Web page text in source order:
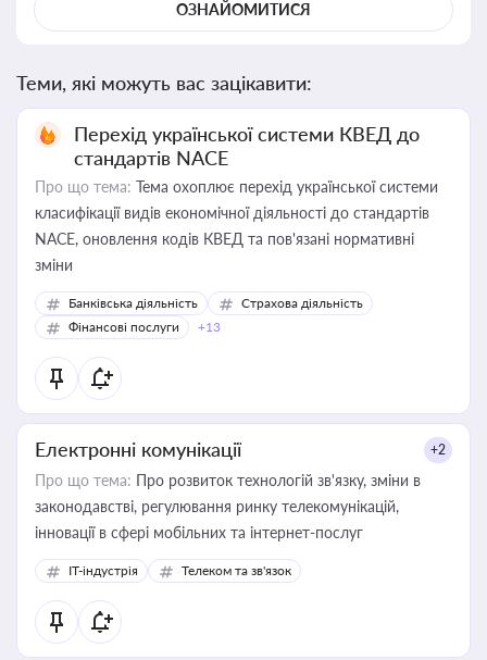
ОЗНАЙОМИТИСЯ
Теми, які можуть вас зацікавити:
Перехід української системи КВЕД до
стандартів NACE
Про що тема: Тема охоплює перехід української системи
класифікації видів економічної діяльності до стандартів
NACE, оновлення кодів КВЕД та пов'язані нормативні
зміни
Банківська діяльність
Страхова діяльність
Фінансові послуги
+13
Електронні комунікації +2
Про що тема: Про розвиток технологій зв'язку, зміни в
законодавстві, регулювання ринку телекомунікацій,
інновації в сфері мобільних та інтернет-послуг
IT-індустрія Телеком та зв'язок